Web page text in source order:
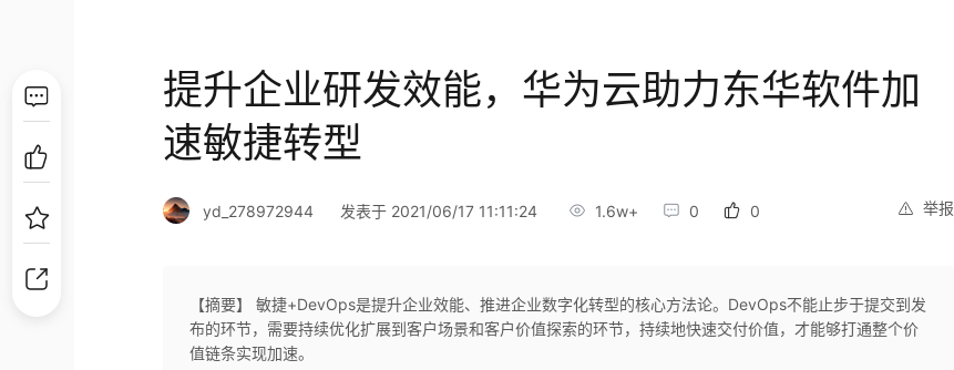
提升企业研发效能，华为云助力东华软件加
速敏捷转型
举报
yd_278972944 发表于 2021/06/17 11:11:24 1.6w+ 0 0
【摘要】 敏捷+DevOps是提升企业效能、推进企业数字化转型的核心方法论。DevOps不能止步于提交到发
布的环节，需要持续优化扩展到客户场景和客户价值探索的环节，持续地快速交付价值，才能够打通整个价
值链条实现加速。